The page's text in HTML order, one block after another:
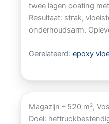
twee lagen coating
Resultaat: strak,
onderhoudsarm.
Gerelateerd: epoxy
Magazijn – 520 m²,
Doel: